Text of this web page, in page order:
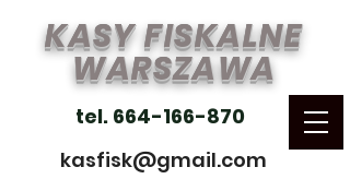
KASY FISKALNE
WARSZAWA
tel. 664-166-870
kasfisk@gmail.com